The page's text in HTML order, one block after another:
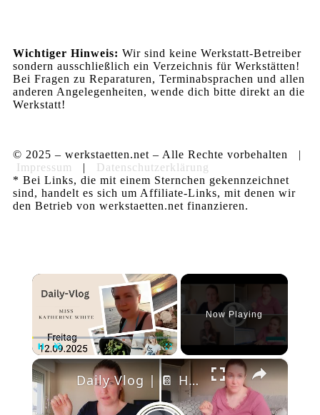
Wichtiger Hinweis: Wir sind keine Werkstatt-Betreiber
sondern ausschließlich ein Verzeichnis für Werkstätten!
Bei Fragen zu Reparaturen, Terminabsprachen und allen
anderen Angelegenheiten, wende dich bitte direkt an die
Werkstatt!
© 2025 – werkstaetten.net – Alle Rechte vorbehalten |
Impressum
| Datenschutzerklärung
* Bei Links, die mit einem Sternchen gekennzeichnet
sind, handelt es sich um Affiliate-Links, mit denen wir
den Betrieb von werkstaetten.net finanzieren.
×
Fullscreen
Now Playing
×
Daily Vlog | 📔 Hackerangriffe, Sabotage & 💔 Narzissmus – Mein täglicher Kampf als Selbstständige